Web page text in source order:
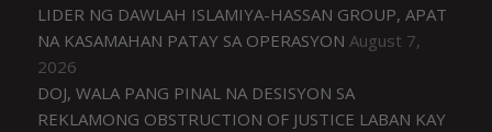
LIDER NG DAWLAH ISLAMIYA-HASSAN GROUP, APAT
NA KASAMAHAN PATAY SA OPERASYON August 7,
2026
DOJ, WALA PANG PINAL NA DESISYON SA
REKLAMONG OBSTRUCTION OF JUSTICE LABAN KAY